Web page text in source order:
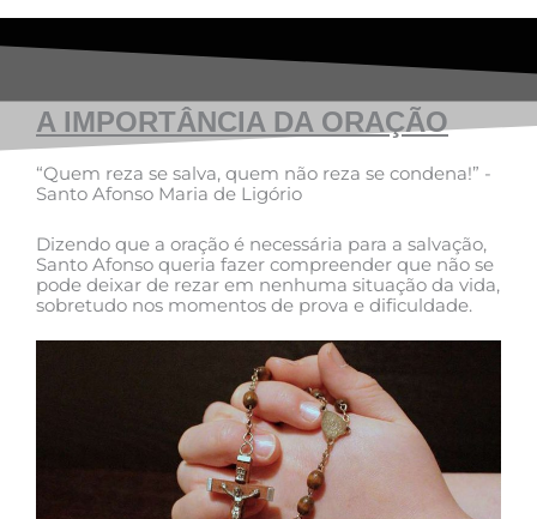
A IMPORTÂNCIA DA ORAÇÃO
“Quem reza se salva, quem não reza se condena!” -
Santo Afonso Maria de Ligório
Dizendo que a oração é necessária para a salvação,
Santo Afonso queria fazer compreender que não se
pode deixar de rezar em nenhuma situação da vida,
sobretudo nos momentos de prova e dificuldade.